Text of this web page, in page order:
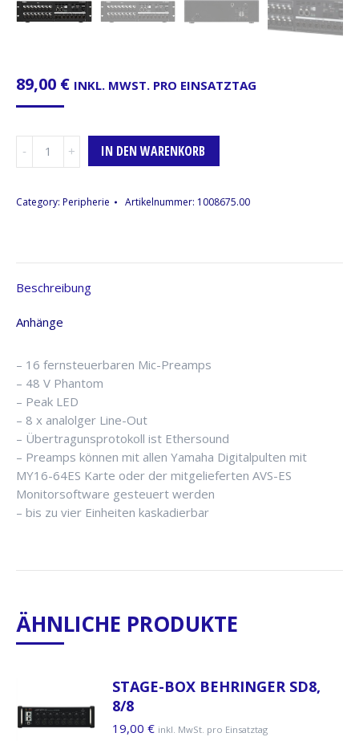
89,00 € INKL. MWST. PRO EINSATZTAG
SB-
IN DEN WARENKORB
Category: Peripherie Artikelnummer: 1008675.00
Beschreibung
Anhänge
– 16 fernsteuerbaren Mic-Preamps
– 48 V Phantom
– Peak LED
– 8 x analolger Line-Out
– Übertragunsprotokoll ist Ethersound
– Preamps können mit allen Yamaha Digitalpulten mit
MY16-64ES Karte oder der mitgelieferten AVS-ES
Monitorsoftware gesteuert werden
– bis zu vier Einheiten kaskadierbar
ÄHNLICHE PRODUKTE
STAGE-BOX BEHRINGER SD8,
8/8
19,00 € inkl. MwSt. pro Einsatztag